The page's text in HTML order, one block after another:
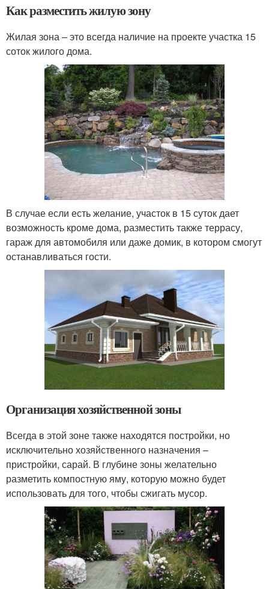
Как разместить жилую зону
Жилая зона – это всегда наличие на проекте участка 15
соток жилого дома.
В случае если есть желание, участок в 15 суток дает
возможность кроме дома, разместить также террасу,
гараж для автомобиля или даже домик, в котором смогут
останавливаться гости.
Организация хозяйственной зоны
Всегда в этой зоне также находятся постройки, но
исключительно хозяйственного назначения –
пристройки, сарай. В глубине зоны желательно
разметить компостную яму, которую можно будет
использовать для того, чтобы сжигать мусор.